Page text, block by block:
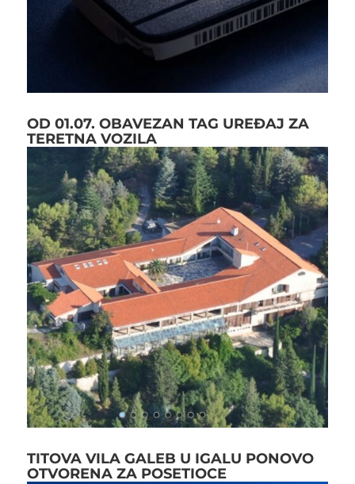
OD 01.07. OBAVEZAN TAG UREĐAJ ZA
TERETNA VOZILA
TITOVA VILA GALEB U IGALU PONOVO
OTVORENA ZA POSETIOCE